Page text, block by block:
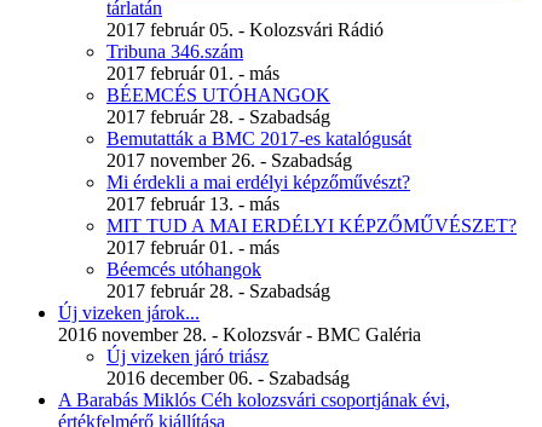
tárlatán
2017 február 05. - Kolozsvári Rádió
Tribuna 346.szám
2017 február 01. - más
BÉEMCÉS UTÓHANGOK
2017 február 28. - Szabadság
Bemutatták a BMC 2017-es katalógusát
2017 november 26. - Szabadság
Mi érdekli a mai erdélyi képzőművészt?
2017 február 13. - más
MIT TUD A MAI ERDÉLYI KÉPZŐMŰVÉSZET?
2017 február 01. - más
Béemcés utóhangok
2017 február 28. - Szabadság
Új vizeken járok...
2016 november 28. - Kolozsvár - BMC Galéria
Új vizeken járó triász
2016 december 06. - Szabadság
A Barabás Miklós Céh kolozsvári csoportjának évi,
értékfelmérő kiállítása